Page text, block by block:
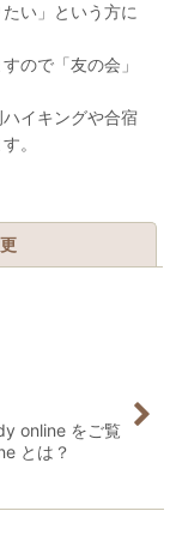
い」という方に
ので「友の会」
イキングや合宿
。
online をご覧
とは？